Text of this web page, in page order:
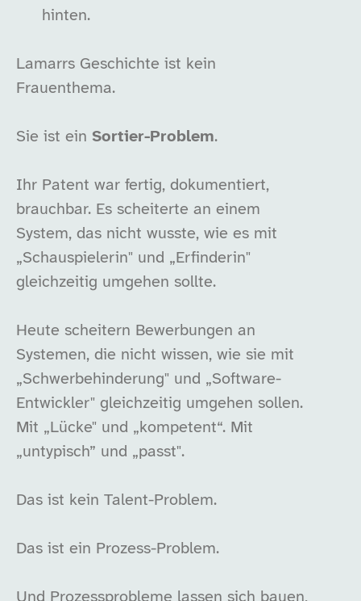
hinten.
Lamarrs Geschichte ist kein
Frauenthema.
Sie ist ein Sortier-Problem.
Ihr Patent war fertig, dokumentiert,
brauchbar. Es scheiterte an einem
System, das nicht wusste, wie es mit
„Schauspielerin" und „Erfinderin"
gleichzeitig umgehen sollte.
Heute scheitern Bewerbungen an
Systemen, die nicht wissen, wie sie mit
„Schwerbehinderung" und „Software-
Entwickler" gleichzeitig umgehen sollen.
Mit „Lücke" und „kompetent“. Mit
„untypisch” und „passt".
Das ist kein Talent-Problem.
Das ist ein Prozess-Problem.
Und Prozessprobleme lassen sich bauen,